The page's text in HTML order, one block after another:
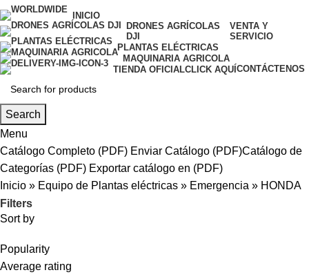
INICIO
DRONES AGRÍCOLAS
DJI
VENTA Y
SERVICIO
PLANTAS ELÉCTRICAS
MAQUINARIA AGRICOLA
TIENDA OFICIALCLICK AQUÍCONTÁCTENOS
Search
Menu
Catálogo Completo (PDF) Enviar Catálogo (PDF)Catálogo de
Categorías (PDF) Exportar catálogo en (PDF)
Inicio » Equipo de Plantas eléctricas » Emergencia » HONDA
Filters
Sort by
Popularity
Average rating